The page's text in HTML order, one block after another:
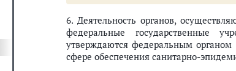
6. Деятельность органов,
федеральные государственные
утверждаются федеральным
сфере обеспечения санитарно-